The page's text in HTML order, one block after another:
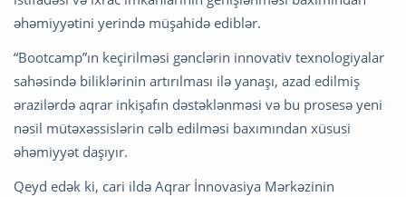
əhəmiyyətini yerində müşahidə ediblər.
“Bootcamp”ın keçirilməsi gənclərin innovativ texnologiyalar
sahəsində biliklərinin artırılması ilə yanaşı, azad edilmiş
ərazilərdə aqrar inkişafın dəstəklənməsi və bu prosesə yeni
nəsil mütəxəssislərin cəlb edilməsi baxımından xüsusi
əhəmiyyət daşıyır.
Qeyd edək ki, cari ildə Aqrar İnnovasiya Mərkəzinin